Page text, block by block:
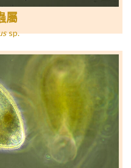
屬
sp.